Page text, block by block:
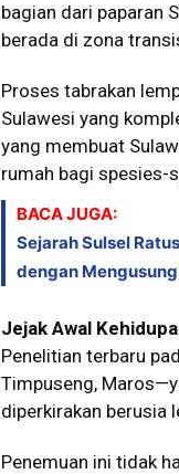
bagian dari paparan
berada di zona
Proses tabrakan
Sulawesi yang
yang membuat
rumah bagi spesies-
BACA JUGA:
Sejarah Sulsel
dengan
Jejak Awal
Penelitian terbaru
Timpuseng,
diperkirakan berusia
Penemuan ini tidak